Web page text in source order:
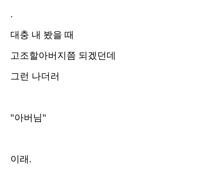
.
대충 내 봤을 때
고조할아버지쯤 되겠던데
그런 나더러
"아버님"
이래.